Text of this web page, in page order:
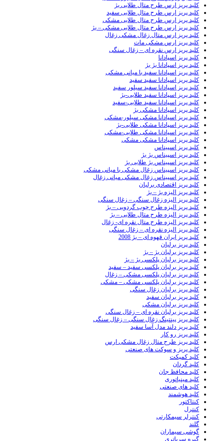
کلید پریز ارس طرح متال طلایی بژ
کلید پریز ارس طرح متال طلایی سفید
کلید پریز ارس طرح متال طلایی مشکی
کلید پریز ارس طرح متال طلایی مشکی – بژ
کلید پریز ارس متال زغال مشکی زغال
کلید پریز ارس مشکی مات
کلید پریز ارس نقره ای – زغال سنگی
کلید پریز اسپادانا
کلید پریز اسپادانا بژ بژ
کلید پریز اسپادانا سفید با میانی مشکی
کلید پریز اسپادانا سفید سفید
کلید پریز اسپادانا سفید سیلور سفید
کلید پریز اسپادانا سفید طلایی-بژ
کلید پریز اسپادانا سفید طلایی-سفید
کلید پریز اسپادانا مشکی بژ
کلید پریز اسپادانا مشکی سیلور-مشکی
کلید پریز اسپادانا مشکی طلایی-بژ
کلید پریز اسپادانا مشکی طلایی-مشکی
کلید پریز اسپادانا مشکی مشکی
کلید پریز اسپیناس
کلید پریز اسپیناس بژ بژ
کلید پریز اسپیناس بژ طلایی بژ
کلید پریز اسپیناس زغال مشکی با میانی مشکی
کلید پریز اسپیناس زغال مشکی میانی زغال
کلید پریز اقتصادی برلیان
کلید پریز الیزه بژ – بژ
کلید پریز الیزه زغال سنگی – زغال سنگی
کلید پریز الیزه طرح چوب گردویی – بژ
کلید پریز الیزه طرح متال طلایی – بژ
کلید پریز الیزه طرح متال نقره ای- زغال
کلید پریز الیزه نقره ای – زغال سنگی
کلید پریز ایران قهوه ای – بژ 2008
کلید پریز برلیان
کلید پریز برلیان بژ – بژ
کلید پریز برلیان پلکسی بژ – بژ
کلید پریز برلیان پلکسی سفید – سفید
کلید پریز برلیان پلکسی مشکی – زغال
کلید پریز برلیان پلکسی مشکی – مشکی
کلید پریز برلیان زغال سنگی
کلید پریز برلیان سفید
کلید پریز برلیان مشکی
کلید پریز برلیان نقره ای – زغال سنگی
کلید پریز پینتینگ زغال سنگی – زغال سنگی
کلید پریز دلند مدل آسا سفید
کلید پریز رو کار
کلید پریز طرح متال زغال مشکی ارس
کلید پریز و سوکت های صنعتی
کلید کمپکت
کلید گردان
کلید محافظ جان
کلید مینیاتوری
کلید های صنعتی
کلید هوشمند
کنتاکتور
کنترل
کنترلر سیمکارتی
گلند
گوشی سیماران
گیره سرباتری